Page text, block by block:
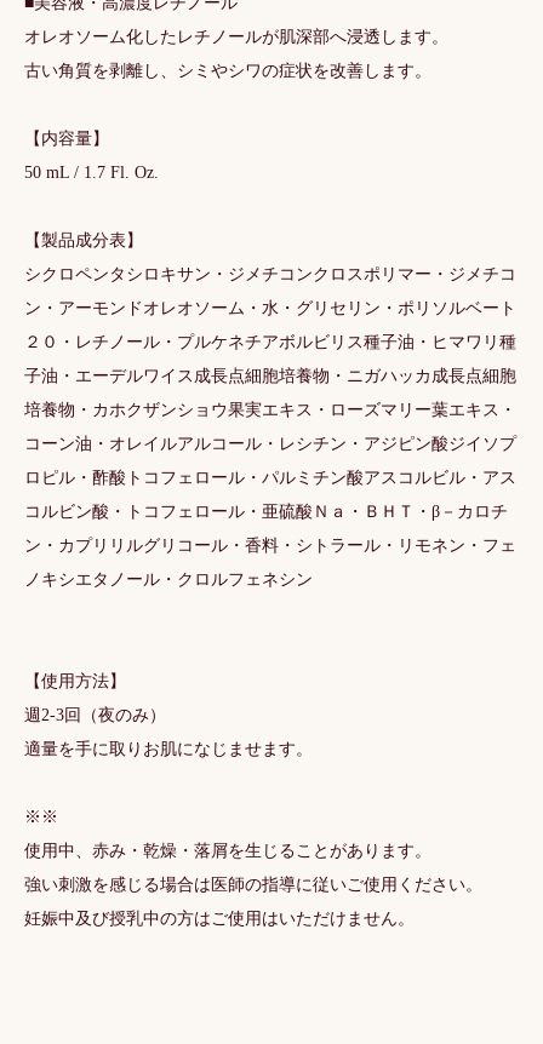
オレオソーム化したレチノールが肌深部へ浸透します。
古い角質を剥離し、シミやシワの症状を改善します。
【内容量】
50 mL / 1.7 Fl. Oz.
【製品成分表】
シクロペンタシロキサン・ジメチコンクロスポリマー・ジメチコ
ン・アーモンドオレオソーム・水・グリセリン・ポリソルベート
２０・レチノール・プルケネチアボルビリス種子油・ヒマワリ種
子油・エーデルワイス成長点細胞培養物・ニガハッカ成長点細胞
培養物・カホクザンショウ果実エキス・ローズマリー葉エキス・
コーン油・オレイルアルコール・レシチン・アジピン酸ジイソプ
ロピル・酢酸トコフェロール・パルミチン酸アスコルビル・アス
コルビン酸・トコフェロール・亜硫酸Ｎａ・ＢＨＴ・β－カロチ
ン・カプリリルグリコール・香料・シトラール・リモネン・フェ
ノキシエタノール・クロルフェネシン
【使用方法】
週2-3回（夜のみ）
適量を手に取りお肌になじませます。
※※
使用中、赤み・乾燥・落屑を生じることがあります。
強い刺激を感じる場合は医師の指導に従いご使用ください。
妊娠中及び授乳中の方はご使用はいただけません。